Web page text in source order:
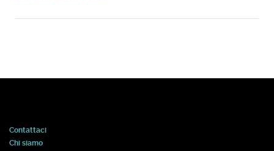
Contattaci
Chi siamo